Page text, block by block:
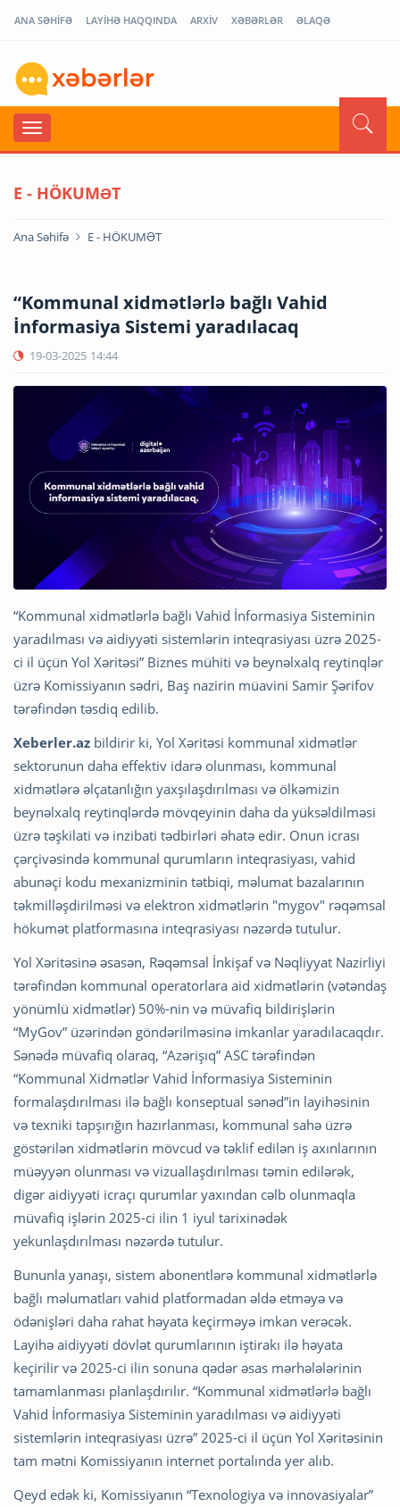
ANA SƏHİFƏ LAYİHƏ HAQQINDA ARXİV XƏBƏRLƏR ƏLAQƏ
E - HÖKUMƏT
Ana Səhifə E - HÖKUMƏT
“Kommunal xidmətlərlə bağlı Vahid
İnformasiya Sistemi yaradılacaq
19-03-2025 14:44
“Kommunal xidmətlərlə bağlı Vahid İnformasiya Sisteminin
yaradılması və aidiyyəti sistemlərin inteqrasiyası üzrə 2025-
ci il üçün Yol Xəritəsi” Biznes mühiti və beynəlxalq reytinqlər
üzrə Komissiyanın sədri, Baş nazirin müavini Samir Şərifov
tərəfindən təsdiq edilib.
Xeberler.az bildirir ki, Yol Xəritəsi kommunal xidmətlər
sektorunun daha effektiv idarə olunması, kommunal
xidmətlərə əlçatanlığın yaxşılaşdırılması və ölkəmizin
beynəlxalq reytinqlərdə mövqeyinin daha da yüksəldilməsi
üzrə təşkilati və inzibati tədbirləri əhatə edir. Onun icrası
çərçivəsində kommunal qurumların inteqrasiyası, vahid
abunəçi kodu mexanizminin tətbiqi, məlumat bazalarının
təkmilləşdirilməsi və elektron xidmətlərin "mygov" rəqəmsal
hökumət platformasına inteqrasiyası nəzərdə tutulur.
Yol Xəritəsinə əsasən, Rəqəmsal İnkişaf və Nəqliyyat Nazirliyi
tərəfindən kommunal operatorlara aid xidmətlərin (vətəndaş
yönümlü xidmətlər) 50%-nin və müvafiq bildirişlərin
“MyGov” üzərindən göndərilməsinə imkanlar yaradılacaqdır.
Sənədə müvafiq olaraq, “Azərişıq” ASC tərəfindən
“Kommunal Xidmətlər Vahid İnformasiya Sisteminin
formalaşdırılması ilə bağlı konseptual sənəd”in layihəsinin
və texniki tapşırığın hazırlanması, kommunal sahə üzrə
göstərilən xidmətlərin mövcud və təklif edilən iş axınlarının
müəyyən olunması və vizuallaşdırılması təmin edilərək,
digər aidiyyəti icraçı qurumlar yaxından cəlb olunmaqla
müvafiq işlərin 2025-ci ilin 1 iyul tarixinədək
yekunlaşdırılması nəzərdə tutulur.
Bununla yanaşı, sistem abonentlərə kommunal xidmətlərlə
bağlı məlumatları vahid platformadan əldə etməyə və
ödənişləri daha rahat həyata keçirməyə imkan verəcək.
Layihə aidiyyəti dövlət qurumlarının iştirakı ilə həyata
keçirilir və 2025-ci ilin sonuna qədər əsas mərhələlərinin
tamamlanması planlaşdırılır. “Kommunal xidmətlərlə bağlı
Vahid İnformasiya Sisteminin yaradılması və aidiyyəti
sistemlərin inteqrasiyası üzrə” 2025-ci il üçün Yol Xəritəsinin
tam mətni Komissiyanın internet portalında yer alıb.
Qeyd edək ki, Komissiyanın “Texnologiya və innovasiyalar”